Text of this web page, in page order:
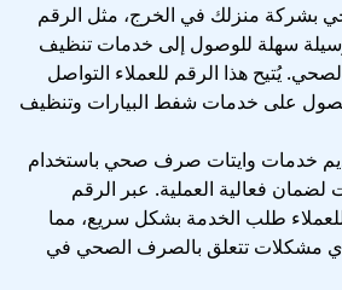
بشركة منزلك في الخرج، مثل الرقم
توفر وسيلة سهلة للوصول إلى خدمات تنظيف
يُتيح هذا الرقم للعملاء التواصل
على خدمات شفط البيارات وتنظيف
خدمات وايتات صرف صحي باستخدام
لضمان فعالية العملية. عبر الرقم
يمكن للعملاء طلب الخدمة بشكل سريع، مما
مشكلات تتعلق بالصرف الصحي في